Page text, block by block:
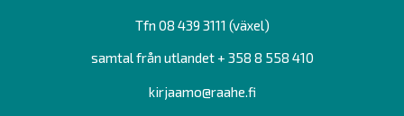
Tfn 08 439 3111 (växel)
samtal från utlandet + 358 8 558 410
kirjaamo@raahe.fi